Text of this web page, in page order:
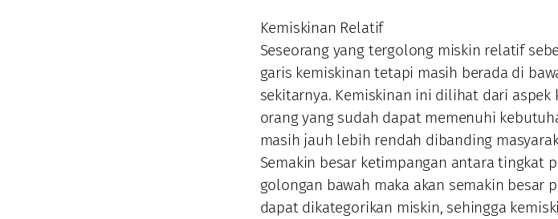
Kemiskinan Relatif
Seseorang yang tergolong miskin relatif
garis kemiskinan tetapi masih berada di
sekitarnya. Kemiskinan ini dilihat dari aspek
orang yang sudah dapat memenuhi
masih jauh lebih rendah dibanding
Semakin besar ketimpangan antara tingkat
golongan bawah maka akan semakin besar
dapat dikategorikan miskin, sehingga